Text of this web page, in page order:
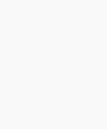
ДУ; Центральный